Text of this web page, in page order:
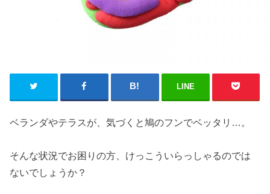
LINE
ベランダやテラスが、気づくと鳩のフンでベッタリ…。
そんな状況でお困りの方、けっこういらっしゃるのでは
ないでしょうか？